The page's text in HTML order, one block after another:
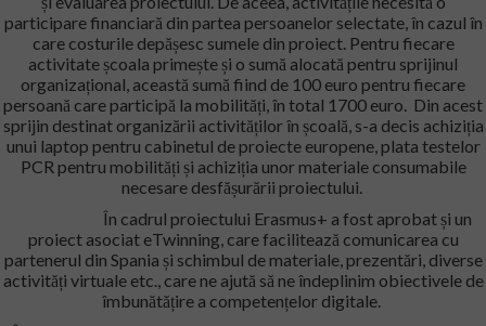
participare financiară din partea persoanelor selectate, în cazul în
care costurile depășesc sumele din proiect. Pentru fiecare
activitate școala primește și o sumă alocată pentru sprijinul
organizațional, această sumă fiind de 100 euro pentru fiecare
persoană care participă la mobilități, în total 1700 euro. Din acest
sprijin destinat organizării activităților în școală, s-a decis achiziția
unui laptop pentru cabinetul de proiecte europene, plata testelor
PCR pentru mobilități și achiziția unor materiale consumabile
necesare desfășurării proiectului.
În cadrul proiectului Erasmus+ a fost aprobat și un
proiect asociat eTwinning, care facilitează comunicarea cu
partenerul din Spania și schimbul de materiale, prezentări, diverse
activități virtuale etc., care ne ajută să ne îndeplinim obiectivele de
îmbunătățire a competențelor digitale.